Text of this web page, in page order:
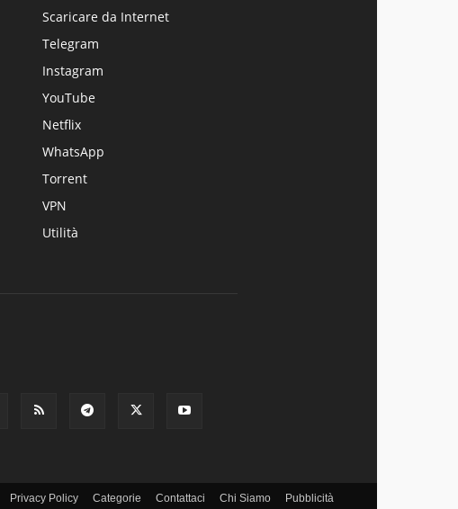
Scaricare da Internet
Telegram
Instagram
YouTube
Netflix
WhatsApp
Torrent
VPN
Utilità
Privacy Policy Categorie Contattaci Chi Siamo Pubblicità